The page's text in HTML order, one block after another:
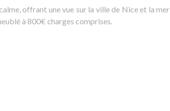
offrant une vue sur la ville de Nice et la mer
à 800€ charges comprises.